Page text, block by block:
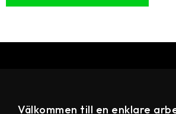
Välkommen till en enklare